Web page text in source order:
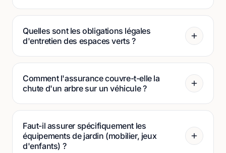
Quelles sont les obligations légales
d'entretien des espaces verts ?
Comment l'assurance couvre-t-elle la
chute d'un arbre sur un véhicule ?
Faut-il assurer spécifiquement les
équipements de jardin (mobilier, jeux
d'enfants) ?